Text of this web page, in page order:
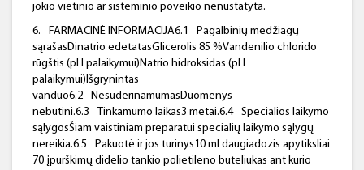
jokio vietinio ar sisteminio poveikio nenustatyta.
6.
FARMACINĖ INFORMACIJA6.1
Pagalbinių medžiagų
sąrašasDinatrio edetatasGlicerolis 85 %Vandenilio chlorido
rūgštis (pH palaikymui)Natrio hidroksidas (pH
palaikymui)Išgrynintas
vanduo6.2
NesuderinamumasDuomenys
nebūtini.6.3
Tinkamumo laikas3 metai.6.4
Specialios laikymo
sąlygosŠiam vaistiniam preparatui specialių laikymo sąlygų
nereikia.6.5
Pakuotė ir jos turinys10 ml daugiadozis apytiksliai
70 įpurškimų didelio tankio polietileno buteliukas ant kurio